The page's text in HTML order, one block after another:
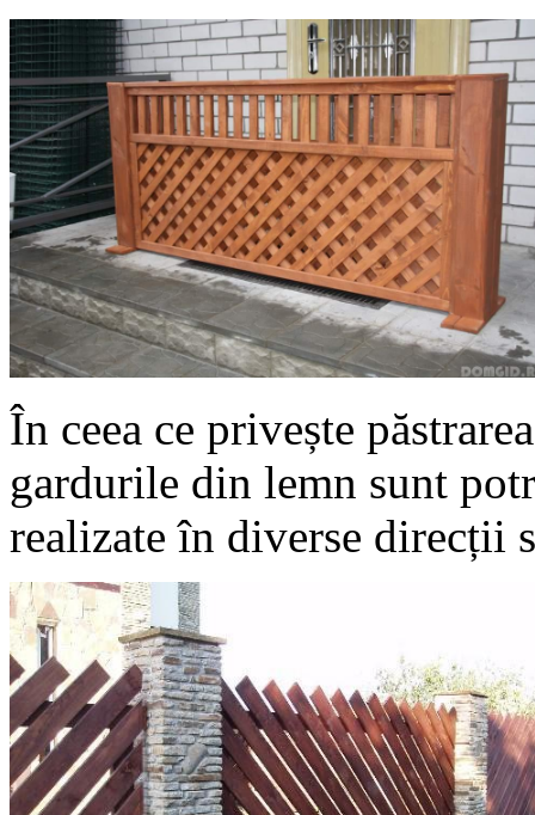
În ceea ce privește
gardurile din lemn sunt
realizate în diverse direcții